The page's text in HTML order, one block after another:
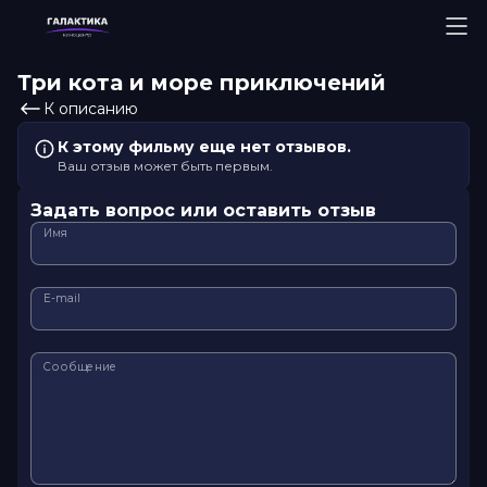
Три кота и море приключений
К описанию
К этому фильму еще нет отзывов.
Ваш отзыв может быть первым.
Задать вопрос или оставить отзыв
Имя
E-mail
Сообщение